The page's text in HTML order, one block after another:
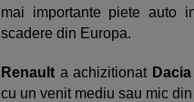
mai importante piete auto
scadere din Europa.
Renault a achizitionat Dacia
cu un venit mediu sau mic